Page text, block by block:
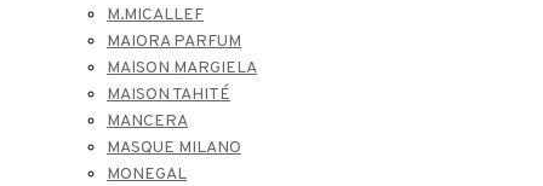
M.MICALLEF
MAIORA PARFUM
MAISON MARGIELA
MAISON TAHITÉ
MANCERA
MASQUE MILANO
MONEGAL